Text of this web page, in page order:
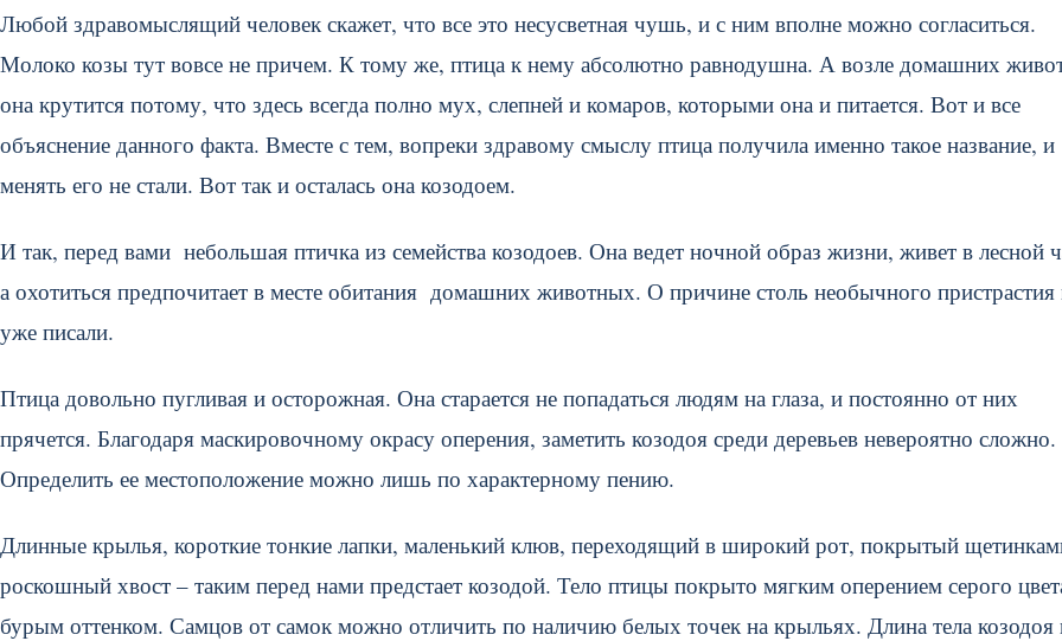
Любой здравомыслящий человек скажет, что все это несусветная чушь, и с ним вполне можно согласиться.
Молоко козы тут вовсе не причем. К тому же, птица к нему абсолютно равнодушна. А возле домашних
она крутится потому, что здесь всегда полно мух, слепней и комаров, которыми она и питается. Вот и все
объяснение данного факта. Вместе с тем, вопреки здравому смыслу птица получила именно такое название, и
менять его не стали. Вот так и осталась она козодоем.
И так, перед вами небольшая птичка из семейства козодоев. Она ведет ночной образ жизни, живет в лесной
а охотиться предпочитает в месте обитания домашних животных. О причине столь необычного
уже писали.
Птица довольно пугливая и осторожная. Она старается не попадаться людям на глаза, и постоянно от них
прячется. Благодаря маскировочному окрасу оперения, заметить козодоя среди деревьев невероятно сложно.
Определить ее местоположение можно лишь по характерному пению.
Длинные крылья, короткие тонкие лапки, маленький клюв, переходящий в широкий рот, покрытый
роскошный хвост – таким перед нами предстает козодой. Тело птицы покрыто мягким оперением серого
бурым оттенком. Самцов от самок можно отличить по наличию белых точек на крыльях. Длина тела козодоя